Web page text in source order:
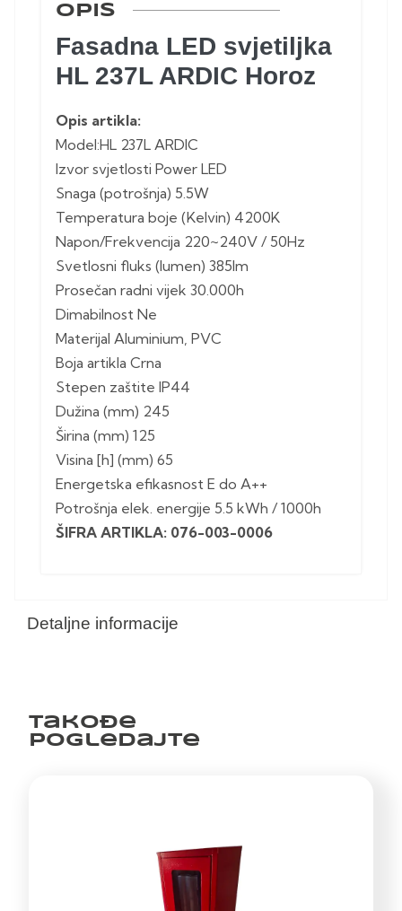
Detaljne informacije
OPIS
Fasadna LED svjetiljka
HL 237L ARDIC Horoz
Opis artikla:
Model:HL 237L ARDIC
Izvor svjetlosti Power LED
Snaga (potrošnja) 5.5W
Temperatura boje (Kelvin) 4200K
Napon/Frekvencija 220~240V / 50Hz
Svetlosni fluks (lumen) 385lm
Prosečan radni vijek 30.000h
Dimabilnost Ne
Materijal Aluminium, PVC
Boja artikla Crna
Stepen zaštite IP44
Dužina (mm) 245
Širina (mm) 125
Visina [h] (mm) 65
Energetska efikasnost E do A++
Potrošnja elek. energije 5.5 kWh / 1000h
ŠIFRA ARTIKLA: 076-003-0006
Takođe
pogledajte